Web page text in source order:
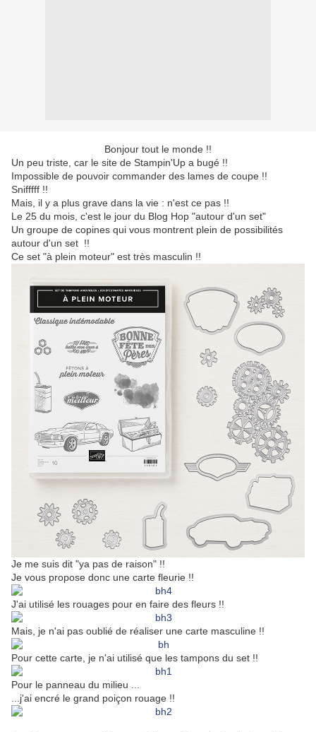
Bonjour tout le monde !!
Un peu triste, car le site de Stampin'Up a bugé !!
Impossible de pouvoir commander des lames de coupe !!
Snifffff !!
Mais, il y a plus grave dans la vie : n'est ce pas !!
Le 25 du mois, c'est le jour du Blog Hop "autour d'un set"
Un groupe de copines qui vous montrent plein de possibilités
autour d'un set !!
Ce set "à plein moteur" est très masculin !!
Je me suis dit "ya pas de raison" !!
Je vous propose donc une carte fleurie !!
J'ai utilisé les rouages pour en faire des fleurs !!
Mais, je n'ai pas oublié de réaliser une carte masculine !!
Pour cette carte, je n'ai utilisé que les tampons du set !!
Pour le panneau du milieu ...
...j'ai encré le grand poiçon rouage !!